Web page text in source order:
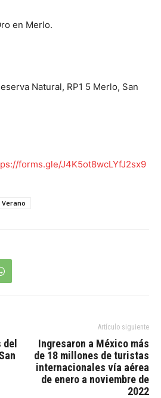
en Merlo.
Natural, RP1 5 Merlo, San
forms.gle/J4K5ot8wcLYfJ2sx9
Verano
Artículo siguiente
Ingresaron a México más
de 18 millones de turistas
internacionales vía aérea
de enero a noviembre de
2022